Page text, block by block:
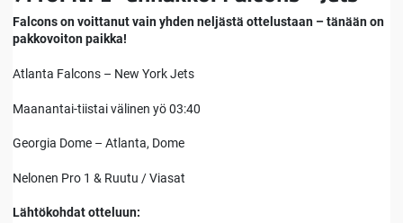
Falcons on voittanut vain yhden neljästä ottelustaan – tänään on
pakkovoiton paikka!
Atlanta Falcons – New York Jets
Maanantai-tiistai välinen yö 03:40
Georgia Dome – Atlanta, Dome
Nelonen Pro 1 & Ruutu / Viasat
Lähtökohdat otteluun: